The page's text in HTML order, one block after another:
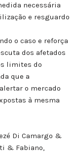
necessária
e resguardo
o caso e reforça
dos afetados
limites do
que a
o mercado
à mesma
Di Camargo &
& Fabiano,